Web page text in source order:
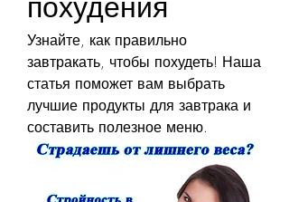
Узнайте, как правильно
завтракать, чтобы похудеть! Наша
статья поможет вам выбрать
лучшие продукты для завтрака и
составить полезное меню.